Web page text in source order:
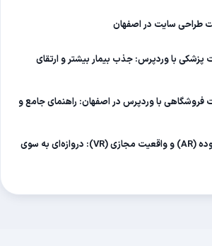
طراحی سایت در اصفهان
پزشکی با وردپرس: جذب بیمار بیشتر و ارتقای
فروشگاهی با وردپرس در اصفهان: راهنمای جامع و
واقعیت افزوده (AR) و واقعیت مجازی (VR): دروازه‌ای به سوی